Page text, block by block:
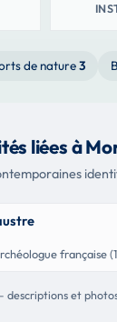
de nature3
liées à
française
et